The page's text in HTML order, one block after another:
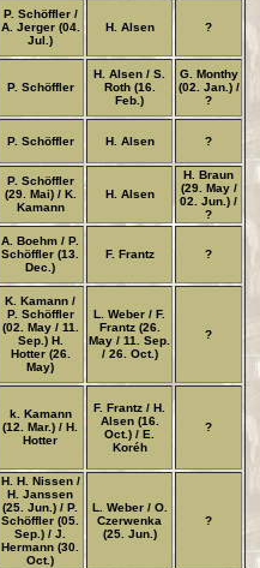
P. Schöffler /
A. Jerger (04.
Jul.)
H. Alsen ?
P. Schöffler
H. Alsen / S.
Roth (16.
Feb.)
G. Monthy
(02. Jan.) /
?
P. Schöffler H. Alsen ?
P. Schöffler
(29. Mai) / K.
Kamann
H. Alsen
H. Braun
(29. May /
02. Jun.) /
?
A. Boehm / P.
Schöffler (13.
Dec.)
F. Frantz ?
K. Kamann /
P. Schöffler
(02. May / 11.
Sep.) H.
Hotter (26.
May)
L. Weber / F.
Frantz (26.
May / 11. Sep.
/ 26. Oct.)
?
k. Kamann
(12. Mar.) / H.
Hotter
F. Frantz / H.
Alsen (16.
Oct.) / E.
Koréh
?
H. H. Nissen /
H. Janssen
(25. Jun.) / P.
Schöffler (05.
Sep.) / J.
Hermann (30.
Oct.)
L. Weber / O.
Czerwenka
(25. Jun.)
?